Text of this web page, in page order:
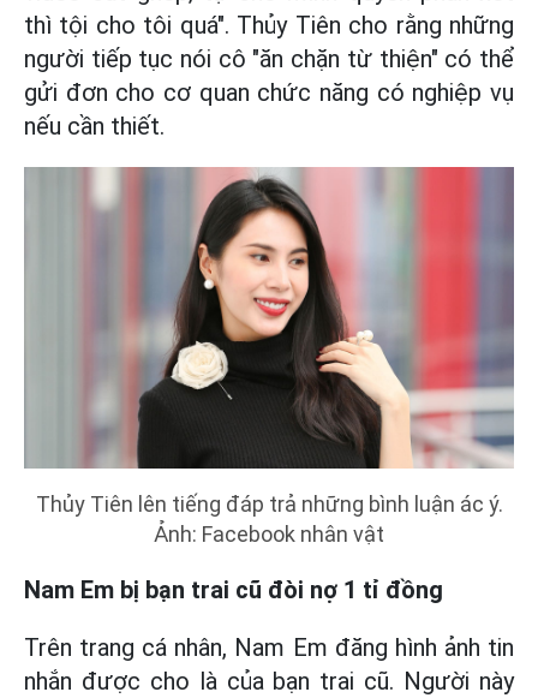
thì tội cho tôi quá". Thủy Tiên cho rằng những
người tiếp tục nói cô "ăn chặn từ thiện" có thể
gửi đơn cho cơ quan chức năng có nghiệp vụ
nếu cần thiết.
Thủy Tiên lên tiếng đáp trả những bình luận ác ý.
Ảnh: Facebook nhân vật
Nam Em bị bạn trai cũ đòi nợ 1 tỉ đồng
Trên trang cá nhân, Nam Em đăng hình ảnh tin
nhắn được cho là của bạn trai cũ. Người này